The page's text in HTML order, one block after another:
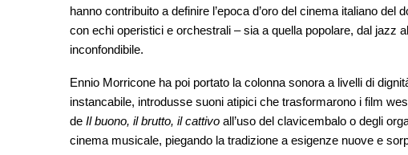
hanno contribuito a definire l’epoca d’oro del cinema italiano
con echi operistici e orchestrali – sia a quella popolare, dal jazz
inconfondibile.
Ennio Morricone ha poi portato la colonna sonora a livelli di
instancabile, introdusse suoni atipici che trasformarono i film
de Il buono, il brutto, il cattivo all’uso del clavicembalo o degli
cinema musicale, piegando la tradizione a esigenze nuove e